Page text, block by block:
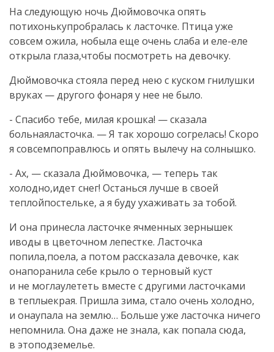
На следующую ночь Дюймовочка опять
потихонькупробралась к ласточке. Птица уже
совсем ожила, нобыла еще очень слаба и еле-еле
открыла глаза,чтобы посмотреть на девочку.
Дюймовочка стояла перед нею с куском гнилушки
вруках — другого фонаря у нее не было.
- Спасибо тебе, милая крошка! — сказала
больнаяласточка. — Я так хорошо согрелась! Скоро
я совсемпоправлюсь и опять вылечу на солнышко.
- Ах, — сказала Дюймовочка, — теперь так
холодно,идет снег! Останься лучше в своей
теплойпостельке, а я буду ухаживать за тобой.
И она принесла ласточке ячменных зернышек
иводы в цветочном лепестке. Ласточка
попила,поела, а потом рассказала девочке, как
онапоранила себе крыло о терновый куст
и не моглаулететь вместе с другими ласточками
в теплыекрая. Пришла зима, стало очень холодно,
и онаупала на землю… Больше уже ласточка ничего
непомнила. Она даже не знала, как попала сюда,
в этоподземелье.